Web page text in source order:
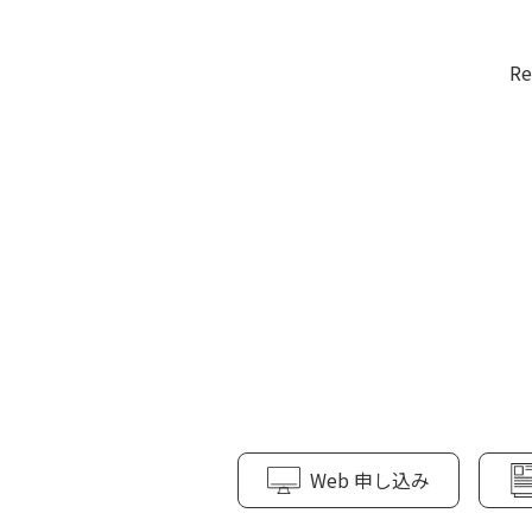
Web 申し込み